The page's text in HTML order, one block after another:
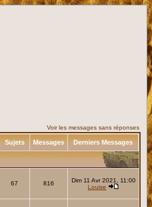
Voir les messages sans réponses
Sujets Messages Derniers Messages
67 816
Dim 11 Avr 2021, 11:00
Louise